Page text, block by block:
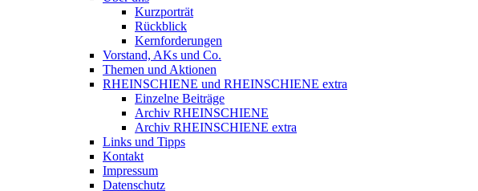
Kurzporträt
Rückblick
Kernforderungen
Vorstand, AKs und Co.
Themen und Aktionen
RHEINSCHIENE und RHEINSCHIENE extra
Einzelne Beiträge
Archiv RHEINSCHIENE
Archiv RHEINSCHIENE extra
Links und Tipps
Kontakt
Impressum
Datenschutz